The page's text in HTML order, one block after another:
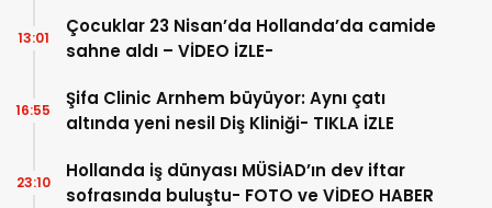
Çocuklar 23 Nisan’da Hollanda’da camide
sahne aldı – VİDEO İZLE-
13:01
Şifa Clinic Arnhem büyüyor: Aynı çatı
altında yeni nesil Diş Kliniği- TIKLA İZLE
16:55
Hollanda iş dünyası MÜSİAD’ın dev iftar
sofrasında buluştu- FOTO ve VİDEO HABER
23:10